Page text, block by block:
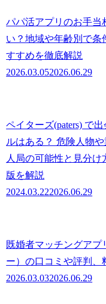
パパ活アプリのお手当
い？地域や年齢別で条
すすめを徹底解説
2026.03.052026.06.29
ペイターズ(paters) で
ルはある？ 危険人物
人局の可能性と見分け
版を解説
2024.03.222026.06.29
既婚者マッチングアプ
ー）の口コミや評判、
2026.03.032026.06.29